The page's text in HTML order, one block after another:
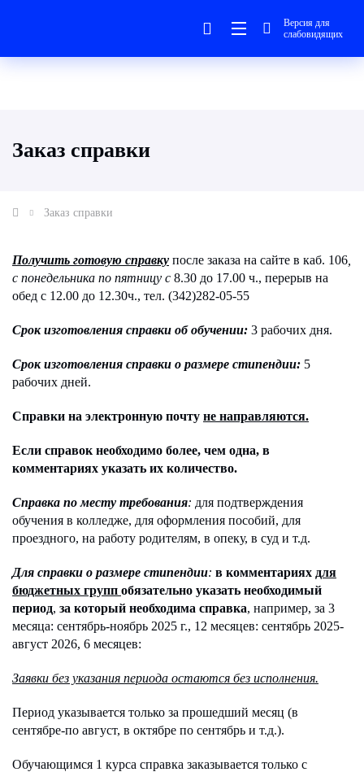
Версия для
слабовидящих
Заказ справки
Заказ справки
Получить готовую справку после заказа на сайте в каб. 106
с понедельника по пятницу с 8.30 до 17.00 ч., перерыв на
обед с 12.00 до 12.30ч., тел. (342)282-05-55
Срок изготовления справки об обучении: 3 рабочих дня.
Срок изготовления справки о размере стипендии: 5
рабочих дней.
Справки на электронную почту не направляются.
Если справок необходимо более, чем одна, в
комментариях указать их количество.
Справка по месту требования: для подтверждения
обучения в колледже, для оформления пособий, для
проездного, на работу родителям, в опеку, в суд и т.д.
Для справки о размере стипендии: в комментариях для
бюджетных групп обязательно указать необходимый
период, за который необходима справка, например, за 3
месяца: сентябрь-ноябрь 2025 г., 12 месяцев: сентябрь 2025-
август 2026, 6 месяцев:
Заявки без указания периода остаются без исполнения.
Период указывается только за прошедший месяц (в
сентябре-по август, в октябре по сентябрь и т.д.).
Обучающимся 1 курса справка заказывается только с